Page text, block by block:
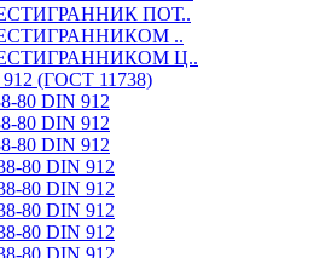
ПОТ..
..
Ц..
(ГОСТ 11738)
80 DIN 912
80 DIN 912
80 DIN 912
80 DIN 912
80 DIN 912
80 DIN 912
80 DIN 912
80 DIN 912